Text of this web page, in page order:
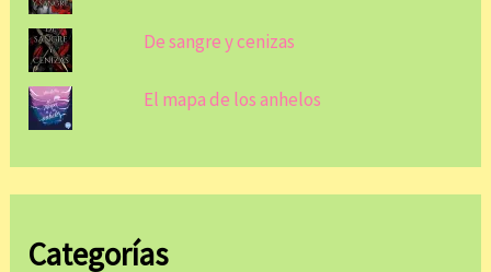
De sangre y cenizas
El mapa de los anhelos
Categorías